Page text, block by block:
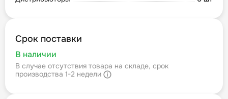
Срок поставки
В наличии
В случае отсутствия товара на складе, срок
производства 1-2 недели